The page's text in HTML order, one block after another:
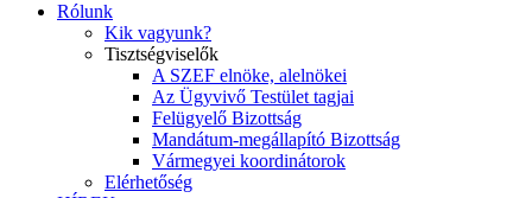
Rólunk
Kik vagyunk?
Tisztségviselők
A SZEF elnöke, alelnökei
Az Ügyvivő Testület tagjai
Felügyelő Bizottság
Mandátum-megállapító Bizottság
Vármegyei koordinátorok
Elérhetőség